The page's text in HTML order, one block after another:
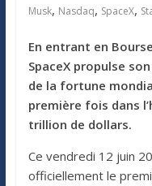
Musk, Nasdaq, SpaceX,
En entrant en
SpaceX propulse
de la fortune
première fois dans
trillion de dollars.
Ce vendredi 12 juin
officiellement le